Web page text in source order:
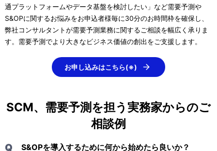
d
e
o
通プラットフォームやデータ基盤を検討したい」など需要予測や
S&OPに関するお悩みをお申込者様毎に30分のお時間枠を確保し、
弊社コンサルタントが需要予測業務に関するご相談を幅広く承りま
す。需要予測でより大きなビジネス価値の創出をご支援します。
お申し込みはこちら(※)
SCM、需要予測を担う実務家からのご
相談例
Q S&OPを導入するために何から始めたら良いか？